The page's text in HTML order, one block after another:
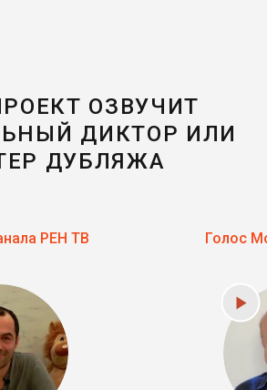
ОЗВУЧИТ
ДИКТОР ИЛИ
ДУБЛЯЖА
РЕН ТВ Голос